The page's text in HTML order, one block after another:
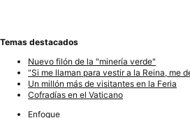
Temas destacados
Nuevo filón de la "minería verde"
“Si me llaman para vestir a la Reina, me
Un millón más de visitantes en la Feria
Cofradías en el Vaticano
Enfoque